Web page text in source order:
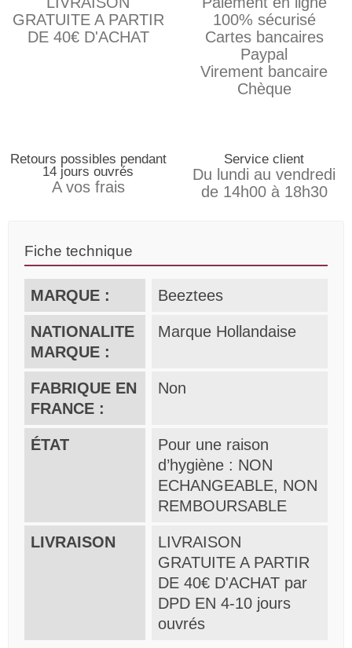
GRATUITE A PARTIR
DE 40€ D'ACHAT
100% sécurisé
Cartes bancaires
Paypal
Virement bancaire
Chèque
Retours possibles pendant
14 jours ouvrés
A vos frais
Service client
Du lundi au vendredi
de 14h00 à 18h30
Fiche technique
MARQUE : Beeztees
NATIONALITE
MARQUE :
Marque Hollandaise
FABRIQUE EN
FRANCE :
Non
ÉTAT
Pour une raison
d’hygiène : NON
ECHANGEABLE, NON
REMBOURSABLE
LIVRAISON
LIVRAISON
GRATUITE A PARTIR
DE 40€ D'ACHAT par
DPD EN 4-10 jours
ouvrés